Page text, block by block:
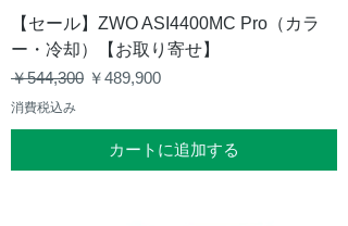
【セール】ZWO ASI4400MC Pro（カラ
ー・冷却）【お取り寄せ】
通常価格
￥544,300 セール価格
￥489,900
消費税込み
カートに追加する